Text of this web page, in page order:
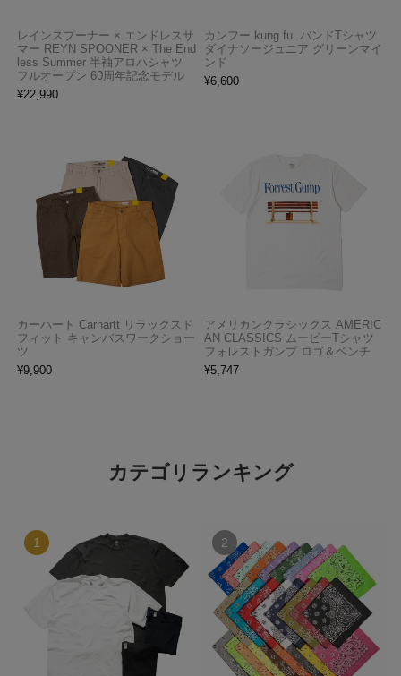
レインスプーナー × エンドレスサ
マー REYN SPOONER × The End
less Summer 半袖アロハシャツ
フルオープン 60周年記念モデル
¥22,990
カンフー kung fu. バンドTシャツ
ダイナソージュニア グリーンマイ
ンド
¥6,600
カーハート Carhartt リラックスド
フィット キャンバスワークショー
ツ
¥9,900
アメリカンクラシックス AMERIC
AN CLASSICS ムービーTシャツ
フォレストガンプ ロゴ＆ベンチ
¥5,747
カテゴリランキング